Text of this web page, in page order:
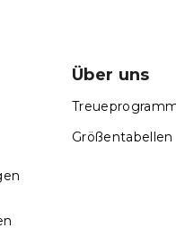
Über uns
Größentabellen